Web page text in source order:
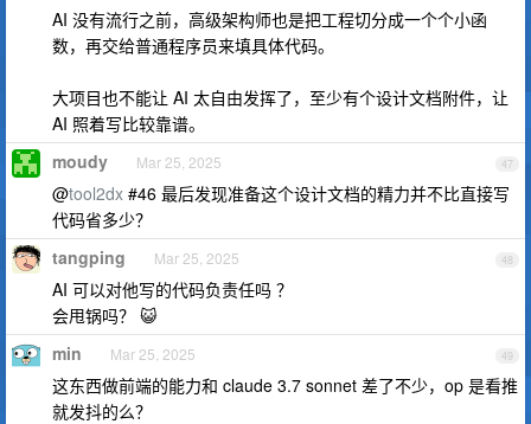
AI 没有流行之前，高级架构师也是把工程切分成一个个小函
数，再交给普通程序员来填具体代码。
大项目也不能让 AI 太自由发挥了，至少有个设计文档附件，让
AI 照着写比较靠谱。
47
moudy Mar 25, 2025
@tool2dx #46 最后发现准备这个设计文档的精力并不比直接写
代码省多少？
48
tangping Mar 25, 2025
AI 可以对他写的代码负责任吗 ？
会甩锅吗？ 😺
49
min Mar 25, 2025
这东西做前端的能力和 claude 3.7 sonnet 差了不少，op 是看推
就发抖的么？